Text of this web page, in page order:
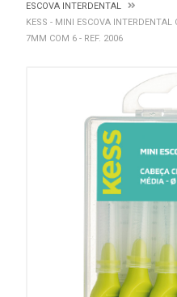
ESCOVA INTERDENTAL
KESS - MINI ESCOVA INTERDENTAL
7MM COM 6 - REF. 2006